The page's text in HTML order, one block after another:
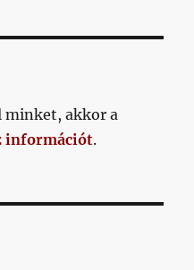
minket, akkor a
információt.